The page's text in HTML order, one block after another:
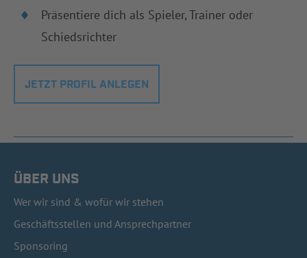
Präsentiere dich als Spieler, Trainer oder
Schiedsrichter
JETZT PROFIL ANLEGEN
ÜBER UNS
Wer wir sind & wofür wir stehen
Geschäftsstellen und Ansprechpartner
Sponsoring